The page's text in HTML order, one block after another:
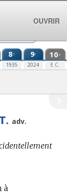
8e
1935
9e
2024
10e
E.C.
adv.
à
OUVRIR